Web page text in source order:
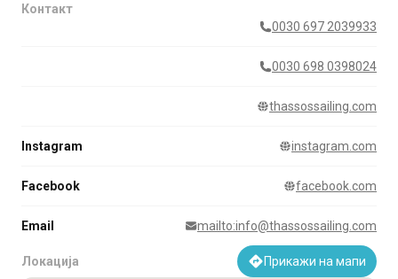
Контакт
0030 697 2039933
0030 698 0398024
thassossailing.com
Instagram instagram.com
Facebook facebook.com
Email mailto:info@thassossailing.com
Локација Прикажи на мапи